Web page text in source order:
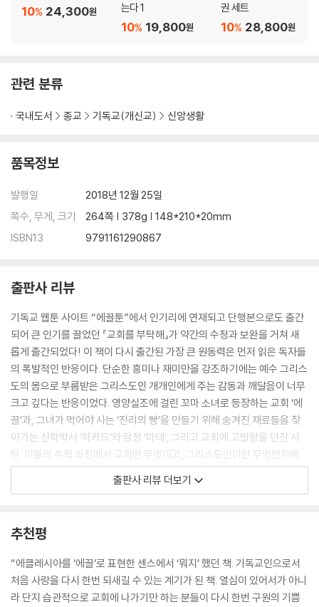
24,300원
10%
는다 1
19,800원
10%
권 세트
28,800원
10%
관련 분류
국내도서 종교 기독교(개신교) 신앙생활
품목정보
발행일
2018년 12월 25일
쪽수, 무게, 크기
264쪽 | 378g | 148*210*20mm
ISBN13
9791161290867
출판사 리뷰
기독교 웹툰 사이트 “에끌툰”에서 인기리에 연재되고 단행본으로도 출간
되어 큰 인기를 끌었던 『교회를 부탁해』가 약간의 수정과 보완을 거쳐 새
롭게 출간되었다! 이 책이 다시 출간된 가장 큰 원동력은 먼저 읽은 독자들
의 폭발적인 반응이다. 단순한 흥미나 재미만을 강조하기에는 예수 그리스
도의 몸으로 부름받은 그리스도인 개개인에게 주는 감동과 깨달음이 너무
크고 깊다는 반응이었다. 영양실조에 걸린 꼬마 소녀로 등장하는 교회 ‘에
끌’과, 그녀가 먹어야 사는 ‘진리의 빵’을 만들기 위해 숨겨진 재료들을 찾
아가는 신학박사 ‘하카드’와 탐정 ‘마태’, 그리고 교회에 고발장을 던진 사
탄. 이들의 추적 과정에서 교회란 무엇이고, 그리스도인이란 무엇인지에
대한 끊임없는 질문과 힌트가 이어진다. 그와 함께 교회가 왜 건물로 인식
되는지, 복음 전파에 왜 ‘회개’가 빠져 있는지, ‘믿음’은 왜 순종하는 삶과 동
뿌리를 다각도로 파헤치고 교회의 진정한 본질을 성경과 교회사를 통해 발
견해나간다.
교회를 영양실조로 몰아간 근원은 교회가 먹어온 기묘한 두 가지 ‘알약’으
로 표현되며, 작가는 그것들을 해체하여 분석하는 방식으로 먼저 문제 제
출판사 리뷰 더보기
추천평
“에클레시아를 ‘에끌’로 표현한 센스에서 ‘뭐지’ 했던 책. 기독교인으로서
처음 사랑을 다시 한번 되새길 수 있는 계기가 된 책. 열심이 있어서가 아니
라 단지 습관적으로 교회에 나가기만 하는 분들이 다시 한번 구원의 기쁨